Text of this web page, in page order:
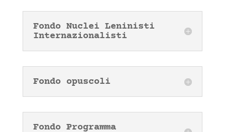
Fondo Nuclei Leninisti
Internazionalisti
Fondo opuscoli
Fondo Programma